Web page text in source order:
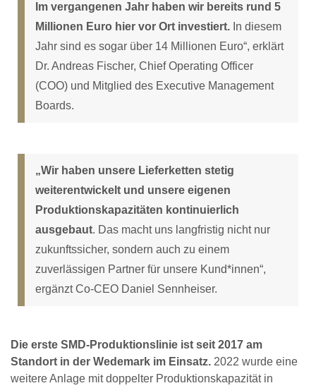
Im vergangenen Jahr haben wir bereits rund 5
Millionen Euro hier vor Ort investiert. In diesem
Jahr sind es sogar über 14 Millionen Euro“, erklärt
Dr. Andreas Fischer, Chief Operating Officer
(COO) und Mitglied des Executive Management
Boards.
„Wir haben unsere Lieferketten stetig
weiterentwickelt und unsere eigenen
Produktionskapazitäten kontinuierlich
ausgebaut. Das macht uns langfristig nicht nur
zukunftssicher, sondern auch zu einem
zuverlässigen Partner für unsere Kund*innen“,
ergänzt Co-CEO Daniel Sennheiser.
Die erste SMD-Produktionslinie ist seit 2017 am
Standort in der Wedemark im Einsatz. 2022 wurde eine
weitere Anlage mit doppelter Produktionskapazität in